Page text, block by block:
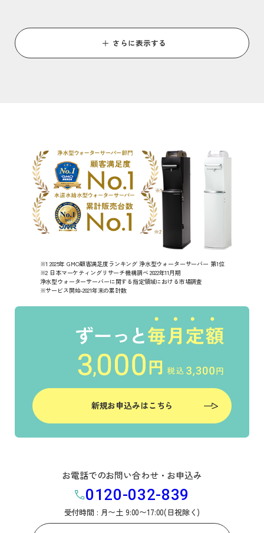
さらに表示する
※1 2025年 GMO顧客満足度ランキング 浄水型ウォーターサーバー 第1位
※2 日本マーケティングリサーチ機構調べ 2022年11月期
浄水型ウォーターサーバーに関する指定領域における市場調査
※サービス開始-2021年末の累計数
新規お申込みはこちら
お電話でのお問い合わせ・お申込み
0120-032-839
受付時間 : 月〜土 9:00〜17:00(日祝除く)